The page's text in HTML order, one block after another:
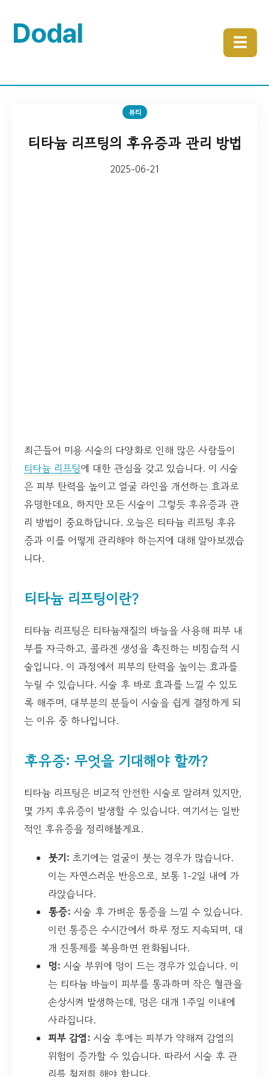
Dodal ☰
뷰티
티타늄 리프팅의 후유증과 관리 방법
2025-06-21
최근들어 미용 시술의 다양화로 인해 많은 사람들이
티타늄 리프팅에 대한 관심을 갖고 있습니다. 이 시술
은 피부 탄력을 높이고 얼굴 라인을 개선하는 효과로
유명한데요, 하지만 모든 시술이 그렇듯 후유증과 관
리 방법이 중요하답니다. 오늘은 티타늄 리프팅 후유
증과 이를 어떻게 관리해야 하는지에 대해 알아보겠습
니다.
티타늄 리프팅이란?
티타늄 리프팅은 티타늄재질의 바늘을 사용해 피부 내
부를 자극하고, 콜라겐 생성을 촉진하는 비침습적 시
술입니다. 이 과정에서 피부의 탄력을 높이는 효과를
누릴 수 있습니다. 시술 후 바로 효과를 느낄 수 있도
록 해주며, 대부분의 분들이 시술을 쉽게 결정하게 되
는 이유 중 하나입니다.
후유증: 무엇을 기대해야 할까?
티타늄 리프팅은 비교적 안전한 시술로 알려져 있지만,
몇 가지 후유증이 발생할 수 있습니다. 여기서는 일반
적인 후유증을 정리해볼게요.
붓기: 초기에는 얼굴이 붓는 경우가 많습니다.
이는 자연스러운 반응으로, 보통 1-2일 내에 가
라앉습니다.
통증: 시술 후 가벼운 통증을 느낄 수 있습니다.
이런 통증은 수시간에서 하루 정도 지속되며, 대
개 진통제를 복용하면 완화됩니다.
멍: 시술 부위에 멍이 드는 경우가 있습니다. 이
는 티타늄 바늘이 피부를 통과하며 작은 혈관을
손상시켜 발생하는데, 멍은 대개 1주일 이내에
사라집니다.
피부 감염: 시술 후에는 피부가 약해져 감염의
위험이 증가할 수 있습니다. 따라서 시술 후 관
리를 철저히 해야 합니다.